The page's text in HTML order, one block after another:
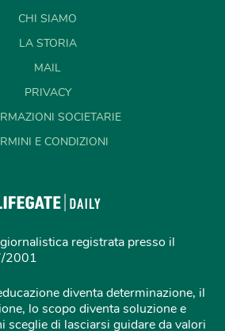
CHI SIAMO
LA STORIA
MAIL
PRIVACY
SOCIETARIE
E CONDIZIONI
registrata presso il
2001
diventa determinazione, il
lo scopo diventa soluzione e
sceglie di lasciarsi guidare da valori